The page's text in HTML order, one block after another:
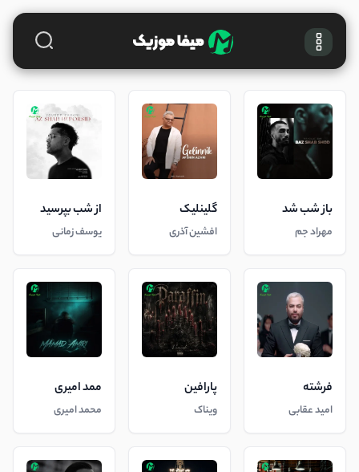
باز شب شد
مهراد جم
گلینلیک
افشین آذری
از شب بپرسید
یوسف زمانی
فرشته
امید عقابی
پارافین
ویناک
ممد امیری
محمد امیری